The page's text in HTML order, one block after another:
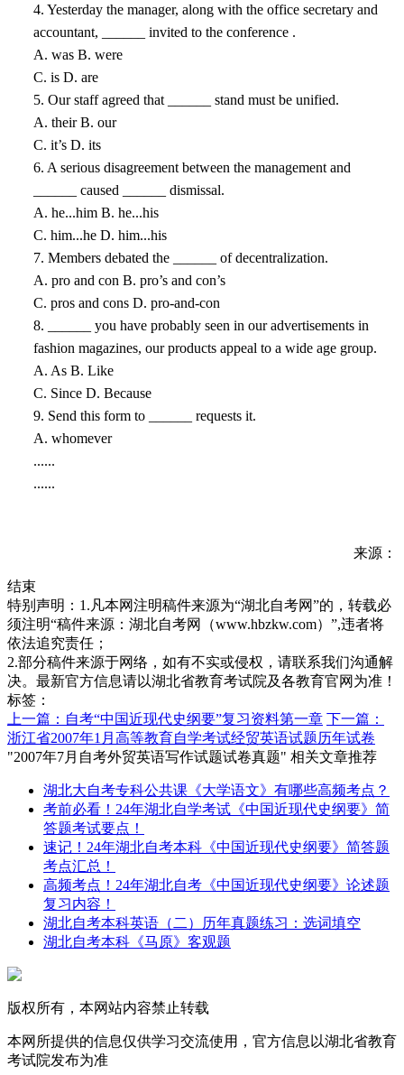
4. Yesterday the manager, along with the office secretary and
accountant, ______ invited to the conference .
A. was B. were
C. is D. are
5. Our staff agreed that ______ stand must be unified.
A. their B. our
C. it’s D. its
6. A serious disagreement between the management and
______ caused ______ dismissal.
A. he...him B. he...his
C. him...he D. him...his
7. Members debated the ______ of decentralization.
A. pro and con B. pro’s and con’s
C. pros and cons D. pro-and-con
8. ______ you have probably seen in our advertisements in
fashion magazines, our products appeal to a wide age group.
A. As B. Like
C. Since D. Because
9. Send this form to ______ requests it.
A. whomever
......
......
来源：
结束
特别声明：1.凡本网注明稿件来源为“湖北自考网”的，转载必
须注明“稿件来源：湖北自考网（www.hbzkw.com）”,违者将
依法追究责任；
2.部分稿件来源于网络，如有不实或侵权，请联系我们沟通解
决。最新官方信息请以湖北省教育考试院及各教育官网为准！
标签：
上一篇：自考“中国近现代史纲要”复习资料第一章 下一篇：
浙江省2007年1月高等教育自学考试经贸英语试题历年试卷
"2007年7月自考外贸英语写作试题试卷真题" 相关文章推荐
湖北大自考专科公共课《大学语文》有哪些高频考点？
考前必看！24年湖北自学考试《中国近现代史纲要》简
答题考试要点！
速记！24年湖北自考本科《中国近现代史纲要》简答题
考点汇总！
高频考点！24年湖北自考《中国近现代史纲要》论述题
复习内容！
湖北自考本科英语（二）历年真题练习：选词填空
湖北自考本科《马原》客观题
版权所有，本网站内容禁止转载
本网所提供的信息仅供学习交流使用，官方信息以湖北省教育
考试院发布为准